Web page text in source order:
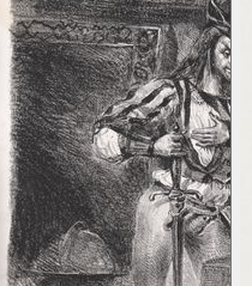
detaliile